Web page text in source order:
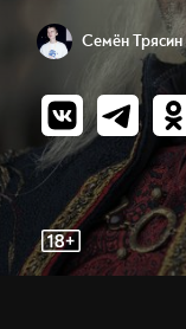
Семён Трясин